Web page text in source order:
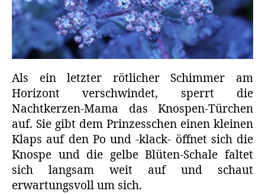
Als ein letzter rötlicher Schimmer am
Horizont verschwindet, sperrt die
Nachtkerzen-Mama das Knospen-Türchen
auf. Sie gibt dem Prinzesschen einen kleinen
Klaps auf den Po und -klack- öffnet sich die
Knospe und die gelbe Blüten-Schale faltet
sich langsam weit auf und schaut
erwartungsvoll um sich.